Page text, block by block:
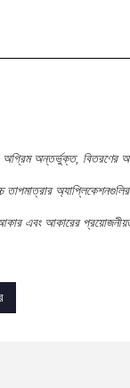
অন্তর্ভুক্ত, বিতরণের
তাপমাত্রার
এবং আকারের